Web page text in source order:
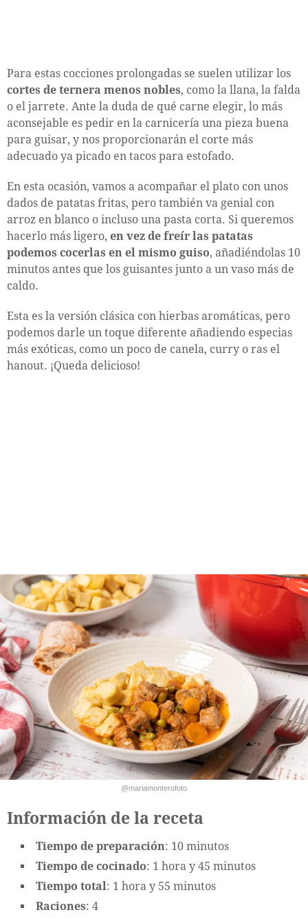
Para estas cocciones prolongadas se suelen utilizar los
cortes de ternera menos nobles, como la llana, la falda
o el jarrete. Ante la duda de qué carne elegir, lo más
aconsejable es pedir en la carnicería una pieza buena
para guisar, y nos proporcionarán el corte más
adecuado ya picado en tacos para estofado.
En esta ocasión, vamos a acompañar el plato con unos
dados de patatas fritas, pero también va genial con
arroz en blanco o incluso una pasta corta. Si queremos
hacerlo más ligero, en vez de freír las patatas
podemos cocerlas en el mismo guiso, añadiéndolas 10
minutos antes que los guisantes junto a un vaso más de
caldo.
Esta es la versión clásica con hierbas aromáticas, pero
podemos darle un toque diferente añadiendo especias
más exóticas, como un poco de canela, curry o ras el
hanout. ¡Queda delicioso!
@mariamonterofoto
Información de la receta
Tiempo de preparación: 10 minutos
Tiempo de cocinado: 1 hora y 45 minutos
Tiempo total: 1 hora y 55 minutos
Raciones: 4